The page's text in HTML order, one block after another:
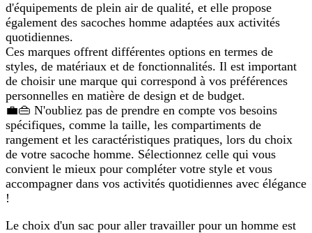
d'équipements de plein air de qualité, et elle propose
également des sacoches homme adaptées aux activités
quotidiennes.
Ces marques offrent différentes options en termes de
styles, de matériaux et de fonctionnalités. Il est important
de choisir une marque qui correspond à vos préférences
personnelles en matière de design et de budget.
💼👜 N'oubliez pas de prendre en compte vos besoins
spécifiques, comme la taille, les compartiments de
rangement et les caractéristiques pratiques, lors du choix
de votre sacoche homme. Sélectionnez celle qui vous
convient le mieux pour compléter votre style et vous
accompagner dans vos activités quotidiennes avec élégance
!
Le choix d'un sac pour aller travailler pour un homme est